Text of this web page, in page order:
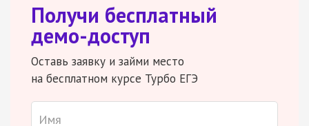
Получи бесплатный
демо-доступ
Оставь заявку и займи место
на бесплатном курсе Турбо ЕГЭ